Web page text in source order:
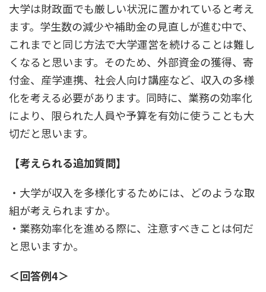
大学は財政面でも厳しい状況に置かれていると考え
ます。学生数の減少や補助金の見直しが進む中で、
これまでと同じ方法で大学運営を続けることは難し
くなると思います。そのため、外部資金の獲得、寄
付金、産学連携、社会人向け講座など、収入の多様
化を考える必要があります。同時に、業務の効率化
により、限られた人員や予算を有効に使うことも大
切だと思います。
【考えられる追加質問】
・大学が収入を多様化するためには、どのような取
組が考えられますか。
・業務効率化を進める際に、注意すべきことは何だ
と思いますか。
＜回答例4＞